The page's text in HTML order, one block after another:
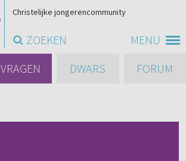
MENU
Christelijke jongerencommunity
ZOEKEN
VRAGEN DWARS FORUM